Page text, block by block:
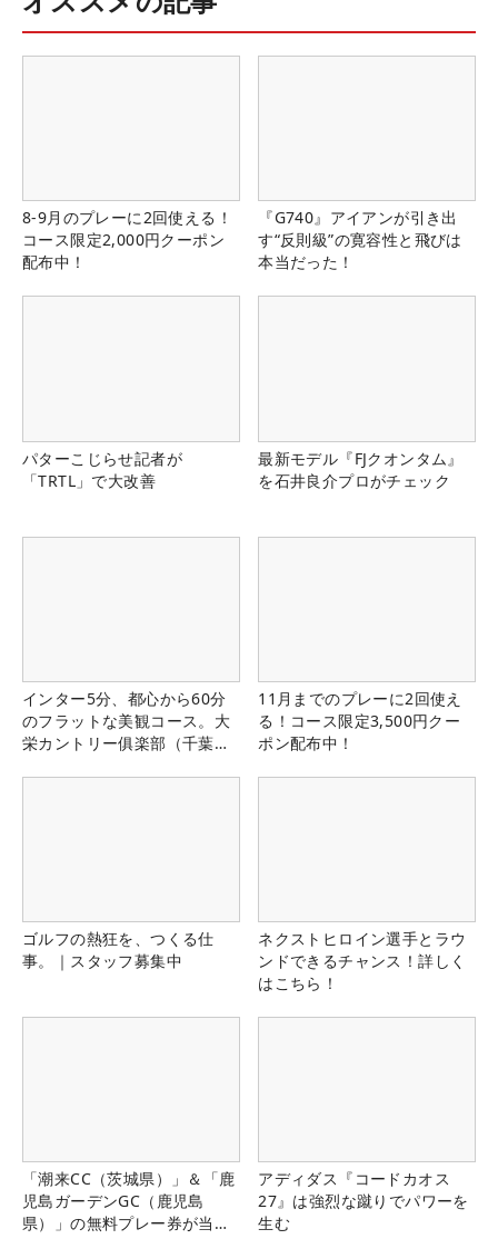
8-9月のプレーに2回使える！
コース限定2,000円クーポン
配布中！
『G740』アイアンが引き出
す“反則級”の寛容性と飛びは
本当だった！
パターこじらせ記者が
「TRTL」で大改善
最新モデル『FJクオンタム』
を石井良介プロがチェック
インター5分、都心から60分
のフラットな美観コース。大
栄カントリー俱楽部（千葉
11月までのプレーに2回使え
る！コース限定3,500円クー
ポン配布中！
ゴルフの熱狂を、つくる仕
事。｜スタッフ募集中
ネクストヒロイン選手とラウ
ンドできるチャンス！詳しく
はこちら！
「潮来CC（茨城県）」＆「鹿
児島ガーデンGC（鹿児島
県）」の無料プレー券が当た
アディダス『コードカオス
27』は強烈な蹴りでパワーを
生む